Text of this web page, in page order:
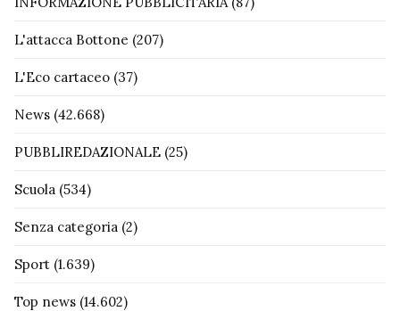
L'attacca Bottone (207)
L'Eco cartaceo (37)
News (42.668)
PUBBLIREDAZIONALE (25)
Scuola (534)
Senza categoria (2)
Sport (1.639)
Top news (14.602)